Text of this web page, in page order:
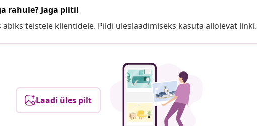
rahule? Jaga pilti!
teistele klientidele. Pildi üleslaadimiseks kasuta allolevat linki.
Laadi üles pilt